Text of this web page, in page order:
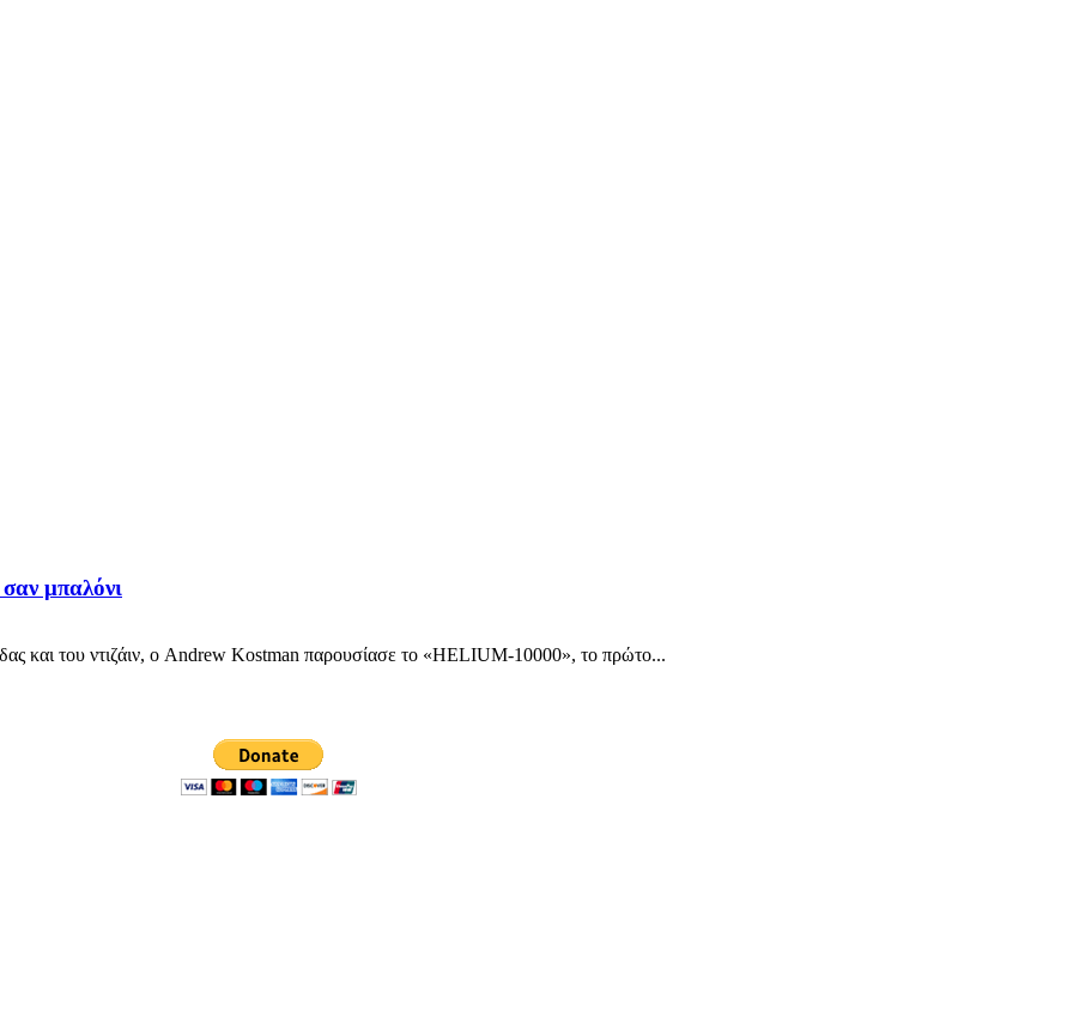
μπαλόνι
του ντιζάιν, ο Andrew Kostman παρουσίασε το «HELIUM-10000», το πρώτο...